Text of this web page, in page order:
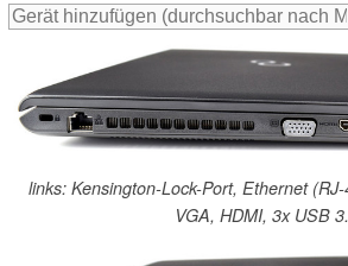
links: Kensington-Lock-Port, Ethernet
VGA, HDMI, 3x USB